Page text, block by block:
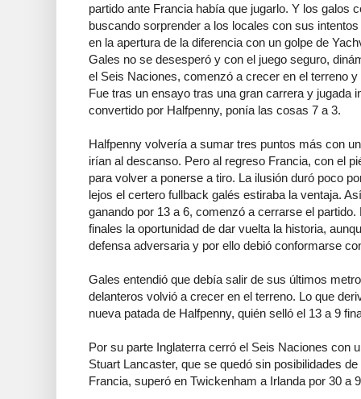
partido ante Francia había que jugarlo. Y los galos
buscando sorprender a los locales con sus
en la apertura de la diferencia con un golpe de
Gales no se desesperó y con el juego seguro,
el Seis Naciones, comenzó a crecer en el terreno
Fue tras un ensayo tras una gran carrera y jugada
convertido por Halfpenny, ponía las cosas 7 a 3.
Halfpenny volvería a sumar tres puntos más con
irían al descanso. Pero al regreso Francia, con el
para volver a ponerse a tiro. La ilusión duró poco
lejos el certero fullback galés estiraba la ventaja.
ganando por 13 a 6, comenzó a cerrarse el
finales la oportunidad de dar vuelta la historia,
defensa adversaria y por ello debió conformarse
Gales entendió que debía salir de sus últimos
delanteros volvió a crecer en el terreno. Lo que
nueva patada de Halfpenny, quién selló el 13 a 9
Por su parte Inglaterra cerró el Seis Naciones con
Stuart Lancaster, que se quedó sin posibilidades
Francia, superó en Twickenham a Irlanda por 30 a